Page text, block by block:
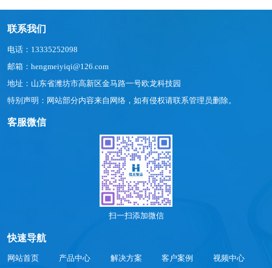
联系我们
电话：13335252098
邮箱：hengmeiyiqi@126.com
地址：山东省潍坊市高新区金马路一号欧龙科技园
特别声明：网站部分内容来自网络，如有侵权请联系管理员删除。
客服微信
扫一扫添加微信
快速导航
网站首页 产品中心 解决方案 客户案例 视频中心